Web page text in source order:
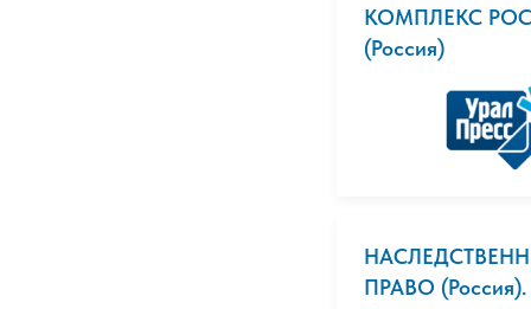
КОМПЛЕКС
(Россия)
ПРАВО (Россия).